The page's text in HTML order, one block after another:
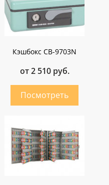
Кэшбокс СВ-9703N
от 2 510 руб.